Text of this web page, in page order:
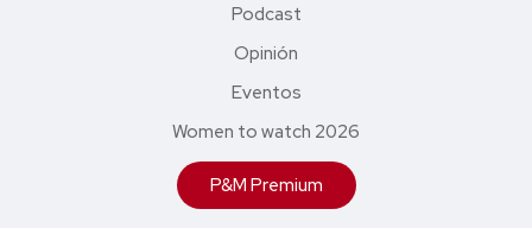
Podcast
Opinión
Eventos
Women to watch 2026
P&M Premium